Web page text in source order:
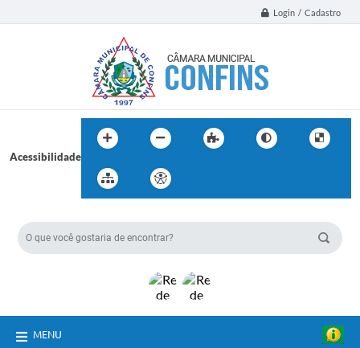
Login / Cadastro
Acessibilidade
MENU